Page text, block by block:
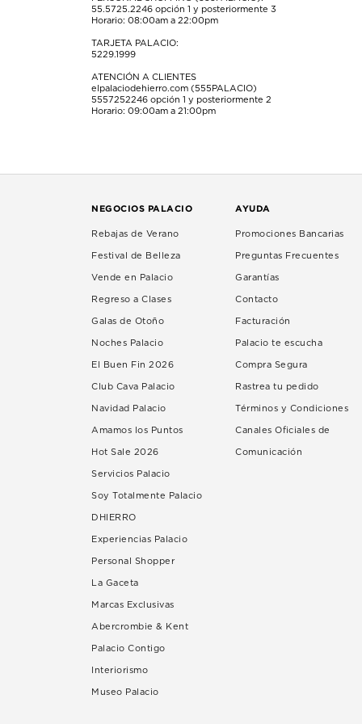
55.5725.2246 opción 1 y posteriormente 3
Horario: 08:00am a 22:00pm
TARJETA PALACIO:
5229.1999
ATENCIÓN A CLIENTES
elpalaciodehierro.com (555PALACIO)
5557252246 opción 1 y posteriormente 2
Horario: 09:00am a 21:00pm
NEGOCIOS PALACIO
Rebajas de Verano
Festival de Belleza
Vende en Palacio
Regreso a Clases
Galas de Otoño
Noches Palacio
El Buen Fin 2026
Club Cava Palacio
Navidad Palacio
Amamos los Puntos
Hot Sale 2026
Servicios Palacio
Soy Totalmente Palacio
DHIERRO
Experiencias Palacio
Personal Shopper
La Gaceta
Marcas Exclusivas
Abercrombie & Kent
Palacio Contigo
Interiorismo
Museo Palacio
AYUDA
Promociones Bancarias
Preguntas Frecuentes
Garantías
Contacto
Facturación
Palacio te escucha
Compra Segura
Rastrea tu pedido
Términos y Condiciones
Canales Oficiales de
Comunicación